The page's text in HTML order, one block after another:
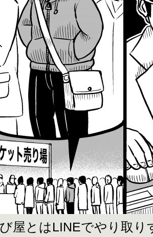
屋とはLINEでやり取り